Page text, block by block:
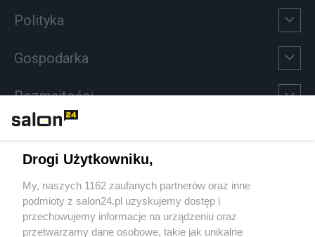
Polityka
Gospodarka
Rozmaitości
Sport
Społeczeństwo
Drogi Użytkowniku,
My, naszych 1162 zaufanych partnerów oraz inne
podmioty z salon24.pl uzyskujemy dostęp i
przechowujemy informacje na urządzeniu oraz
przetwarzamy dane osobowe, takie jak unikalne